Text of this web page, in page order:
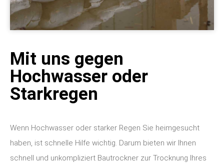
Mit uns gegen
Hochwasser oder
Starkregen
Wenn Hochwasser oder starker Regen Sie heimgesucht
haben, ist schnelle Hilfe wichtig. Darum bieten wir Ihnen
schnell und unkompliziert Bautrockner zur Trocknung Ihres